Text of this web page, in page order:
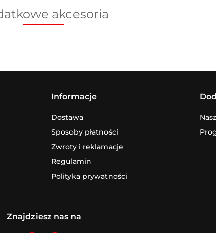
akcesoria
Informacje
Dostawa
Sposoby płatności
Zwroty i reklamacje
Regulamin
Polityka prywatności
Znajdziesz nas na